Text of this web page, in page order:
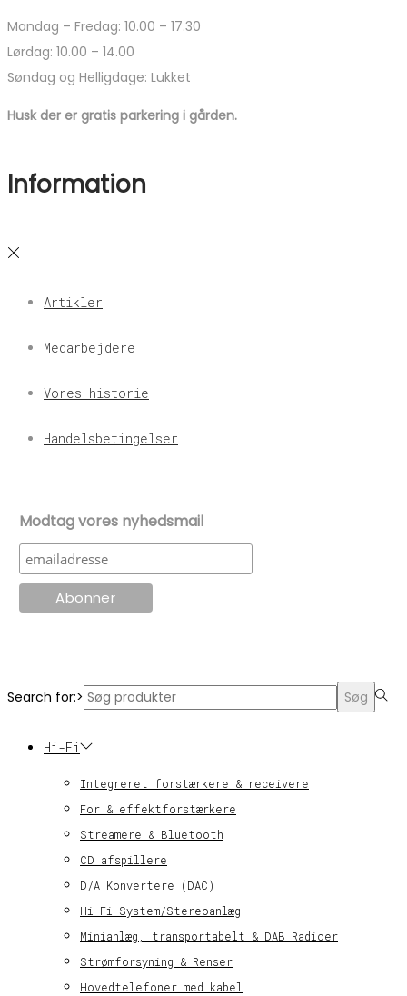
Mandag – Fredag: 10.00 – 17.30
Lørdag: 10.00 – 14.00
Søndag og Helligdage: Lukket
Husk der er gratis parkering i gården.
Information
Artikler
Medarbejdere
Vores historie
Handelsbetingelser
Modtag vores nyhedsmail
Search for:> Søg
Hi-Fi
Integreret forstærkere & receivere
For & effektforstærkere
Streamere & Bluetooth
CD afspillere
D/A Konvertere (DAC)
Hi-Fi System/Stereoanlæg
Minianlæg, transportabelt & DAB Radioer
Strømforsyning & Renser
Hovedtelefoner med kabel